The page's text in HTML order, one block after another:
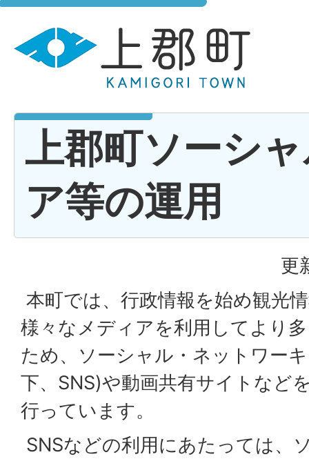
上郡町ソーシ
ア等の運用
更
本町では、行政情報を始め観光
様々なメディアを利用してより
ため、ソーシャル・ネットワー
下、SNS)や動画共有サイトなど
行っています。
SNSなどの利用にあたっては、